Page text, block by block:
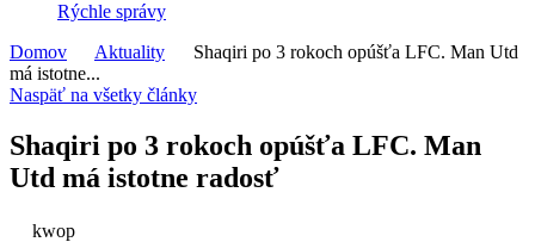
Rýchle správy
Domov
Aktuality
Shaqiri po 3 rokoch opúšťa LFC. Man Utd
má istotne...
Naspäť na všetky články
Shaqiri po 3 rokoch opúšťa LFC. Man
Utd má istotne radosť
kwop